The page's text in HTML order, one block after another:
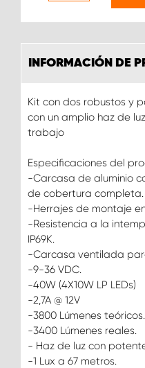
INFORMACIÓN DE
Kit con dos robustos y
con un amplio haz de
trabajo
Especificaciones del
-Carcasa de aluminio
de cobertura completa.
-Herrajes de montaje
-Resistencia a la
IP69K.
-Carcasa ventilada
-9-36 VDC.
-40W (4X10W LP LEDs)
-2,7A @ 12V
-3800 Lúmenes teóricos.
-3400 Lúmenes reales.
- Haz de luz con
-1 Lux a 67 metros.